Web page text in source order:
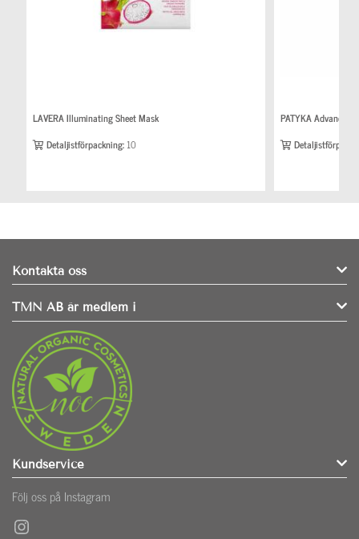
LAVERA Illuminating Sheet Mask
Detaljistförpackning:10
PATYKA Advanced
Kontakta oss
TMN AB är medlem i
Kundservice
Följ oss på Instagram
Instagram